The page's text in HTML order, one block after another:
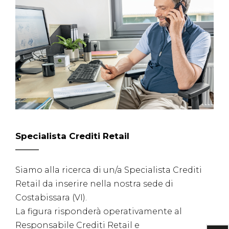
Specialista Crediti Retail
Siamo alla ricerca di un/a Specialista Crediti
Retail da inserire nella nostra sede di
Costabissara (VI).
La figura risponderà operativamente al
Responsabile Crediti Retail e